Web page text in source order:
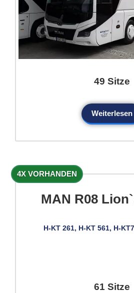
49 Sitze
Weiterlesen
4X VORHANDEN
MAN R08
H-KT 261, H-KT 561, H-
61 Sitze